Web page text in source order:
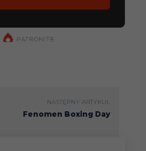
NASTĘPNY ARTYKUŁ
Fenomen Boxing Day